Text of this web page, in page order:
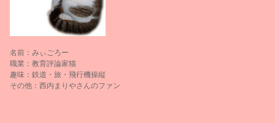
名前：みぃごろー
職業：教育評論家猫
趣味：鉄道・旅・飛行機操縦
その他：西内まりやさんのファン